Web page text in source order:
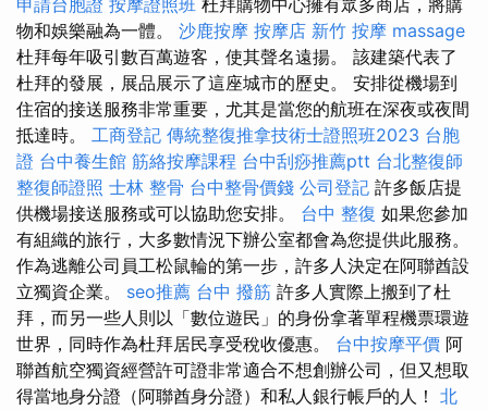
申請台胞證 按摩證照班 杜拜購物中心擁有眾多商店，將購
物和娛樂融為一體。 沙鹿按摩 按摩店 新竹 按摩 massage
杜拜每年吸引數百萬遊客，使其聲名遠揚。 該建築代表了
杜拜的發展，展品展示了這座城市的歷史。 安排從機場到
住宿的接送服務非常重要，尤其是當您的航班在深夜或夜間
抵達時。 工商登記 傳統整復推拿技術士證照班2023 台胞
證 台中養生館 筋絡按摩課程 台中刮痧推薦ptt 台北整復師
整復師證照 士林 整骨 台中整骨價錢 公司登記 許多飯店提
供機場接送服務或可以協助您安排。 台中 整復 如果您參加
有組織的旅行，大多數情況下辦公室都會為您提供此服務。
作為逃離公司員工松鼠輪的第一步，許多人決定在阿聯酋設
立獨資企業。 seo推薦 台中 撥筋 許多人實際上搬到了杜
拜，而另一些人則以「數位遊民」的身份拿著單程機票環遊
世界，同時作為杜拜居民享受稅收優惠。 台中按摩平價 阿
聯酋航空獨資經營許可證非常適合不想創辦公司，但又想取
得當地身分證（阿聯酋身分證）和私人銀行帳戶的人！ 北